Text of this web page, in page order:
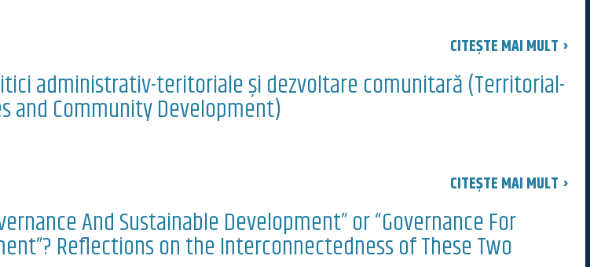
CITEȘTE MAI MULT ›
administrativ-teritoriale și dezvoltare comunitară (Territorial-
and Community Development)
CITEȘTE MAI MULT ›
And Sustainable Development” or “Governance For
Reflections on the Interconnectedness of These Two